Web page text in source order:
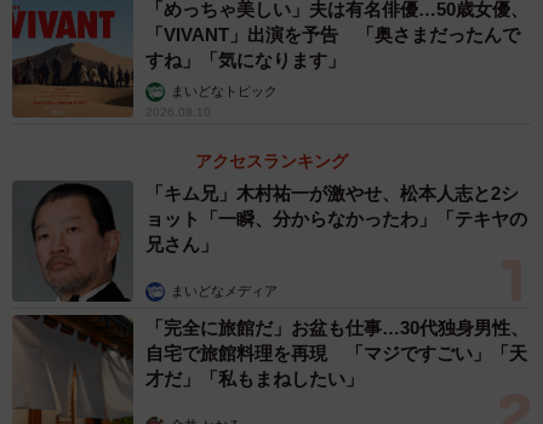
「めっちゃ美しい」夫は有名俳優…50歳女優、
「VIVANT」出演を予告 「奥さまだったんで
すね」「気になります」
まいどなトピック
2026.08.10
アクセスランキング
「キム兄」木村祐一が激やせ、松本人志と2シ
ョット「一瞬、分からなかったわ」「テキヤの
兄さん」
まいどなメディア
「完全に旅館だ」お盆も仕事…30代独身男性、
自宅で旅館料理を再現 「マジですごい」「天
才だ」「私もまねしたい」